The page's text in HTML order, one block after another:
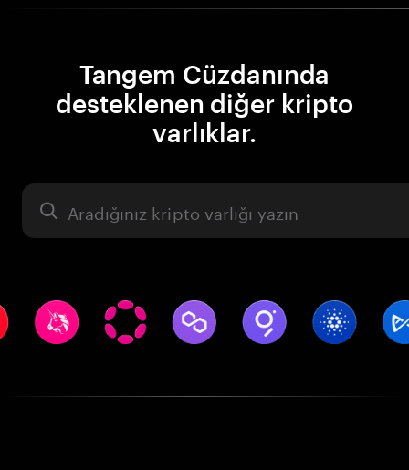
Tangem Cüzdanında
desteklenen diğer kripto
varlıklar.
Varlık